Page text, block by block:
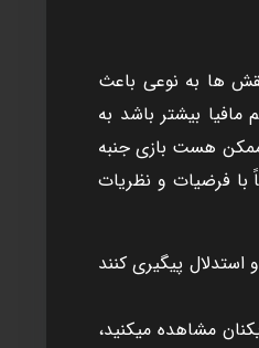
ها به نوعی باعث
بيشتر باشد به
ممکن هست بازی جنبه
با فرضيات و نظريات
پيگيری کنند
مشاهده ميکنيد،